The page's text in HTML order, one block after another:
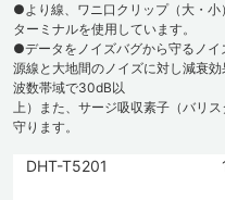
●より線、ワニ口クリップ（大・
ターミナルを使用しています。
●データをノイズバグから守るノ
源線と大地間のノイズに対し減衰
波数帯域で30dB以
上）また、サージ吸収素子（バリ
守ります。
DHT-T5201